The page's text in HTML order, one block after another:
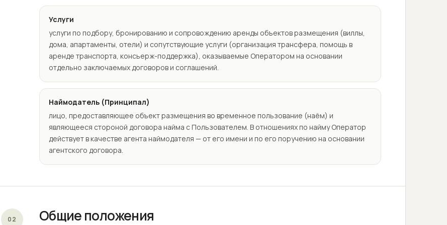
Услуги
услуги по подбору, бронированию и сопровождению аренды объектов размещения (виллы,
дома, апартаменты, отели) и сопутствующие услуги (организация трансфера, помощь в
аренде транспорта, консьерж-поддержка), оказываемые Оператором на основании
отдельно заключаемых договоров и соглашений.
Наймодатель (Принципал)
лицо, предоставляющее объект размещения во временное пользование (наём) и
являющееся стороной договора найма с Пользователем. В отношениях по найму Оператор
действует в качестве агента наймодателя — от его имени и по его поручению на основании
агентского договора.
02 Общие положения